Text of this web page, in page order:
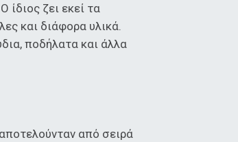
ίδιος ζει εκεί τα
και διάφορα υλικά.
ποδήλατα και άλλα
από σειρά